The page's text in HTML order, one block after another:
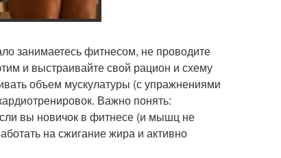
занимаетесь фитнесом, не проводите
и выстраивайте свой рацион и схему
объем мускулатуры (с упражнениями
Важно понять:
вы новичок в фитнесе (и мышц не
на сжигание жира и активно